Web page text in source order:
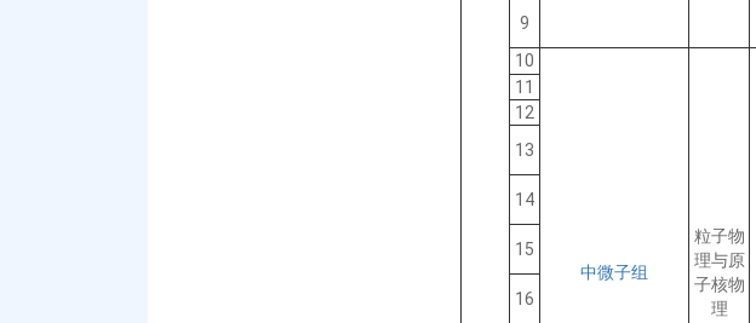
9
10
中微子组
粒子物
理与原
子核物
理
11
12
13
14
15
16